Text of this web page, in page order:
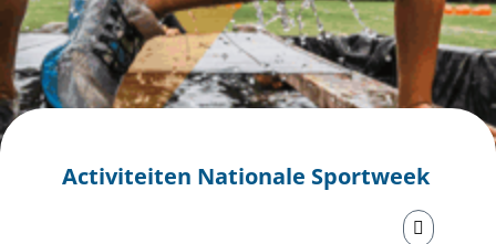
Activiteiten Nationale Sportweek